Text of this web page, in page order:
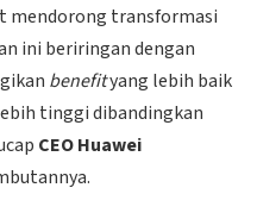
mendorong transformasi
ini beriringan dengan
benefityang lebih baik
tinggi dibandingkan
CEO Huawei